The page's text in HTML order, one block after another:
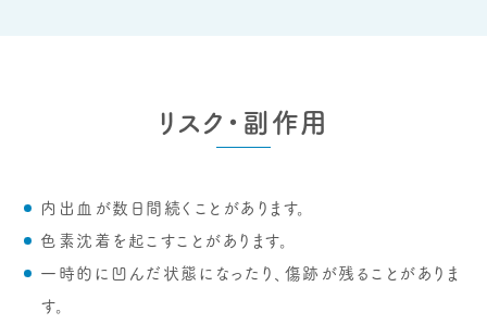
リスク・副作用
内出血が数日間続くことがあります。
色素沈着を起こすことがあります。
一時的に凹んだ状態になったり、傷跡が残ることがありま
す。